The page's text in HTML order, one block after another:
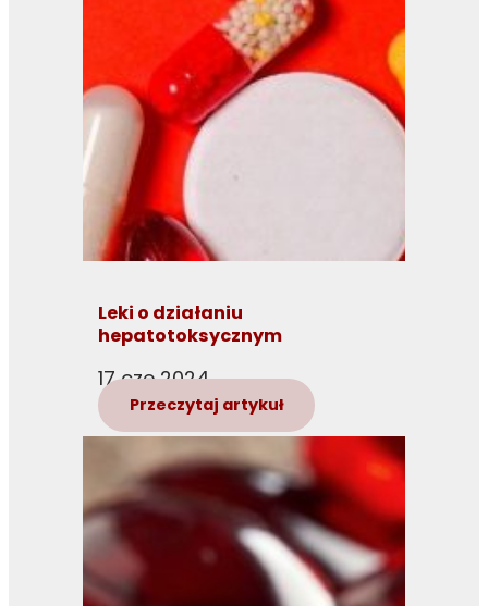
Leki o działaniu
hepatotoksycznym
17 cze 2024
Przeczytaj artykuł